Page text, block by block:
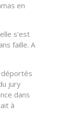
en
s’est
faille. A
déportés
jury
dans
à